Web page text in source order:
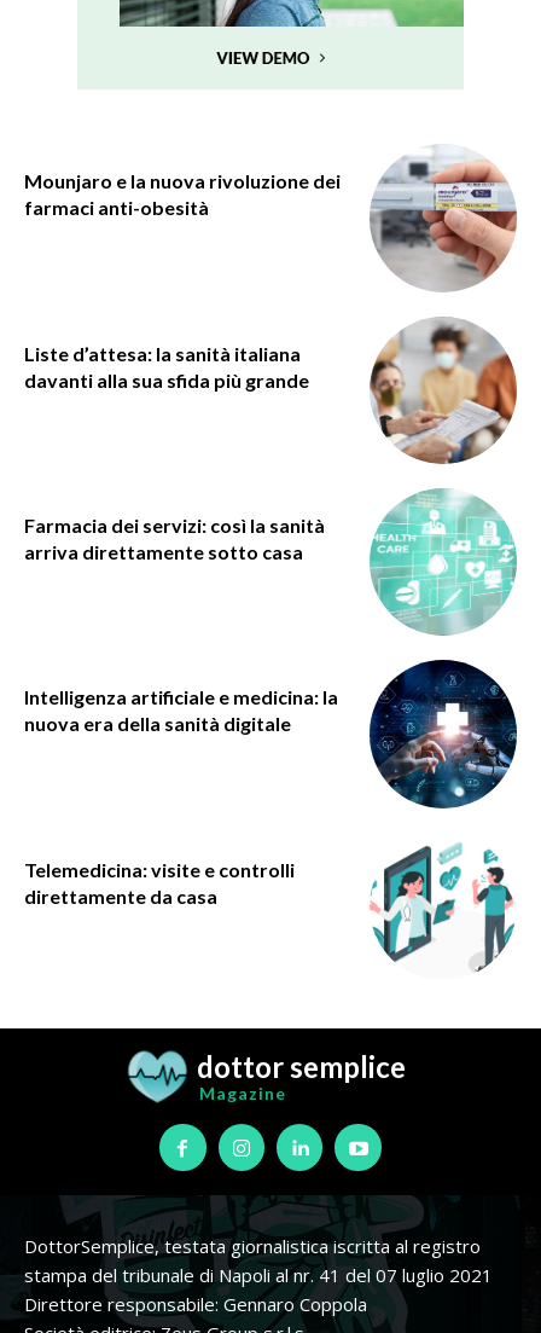
Mounjaro e la nuova rivoluzione dei
farmaci anti-obesità
Liste d’attesa: la sanità italiana
davanti alla sua sfida più grande
Farmacia dei servizi: così la sanità
arriva direttamente sotto casa
Intelligenza artificiale e medicina: la
nuova era della sanità digitale
Telemedicina: visite e controlli
direttamente da casa
dottor semplice
Magazine
DottorSemplice, testata giornalistica iscritta al registro
stampa del tribunale di Napoli al nr. 41 del 07 luglio 2021
Direttore responsabile: Gennaro Coppola